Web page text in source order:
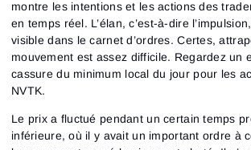
montre les intentions et les actions des
en temps réel. L’élan, c’est-à-dire
visible dans le carnet d’ordres. Certes,
mouvement est assez difficile. Regardez un
cassure du minimum local du jour pour les
NVTK.
Le prix a fluctué pendant un certain temps
inférieure, où il y avait un important ordre à